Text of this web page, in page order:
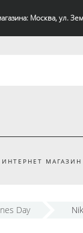
Москва, ул.
ИНТЕРНЕТ МАГАЗИН
Day